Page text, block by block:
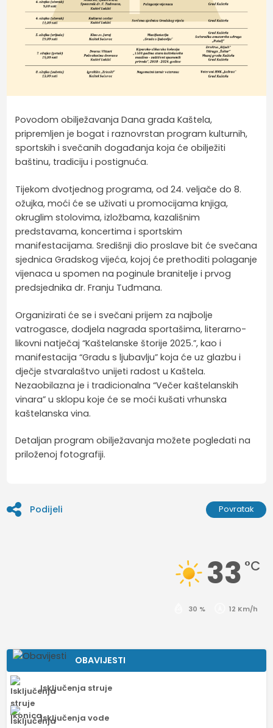
Povodom obilježavanja Dana grada Kaštela,
pripremljen je bogat i raznovrstan program kulturnih,
sportskih i svečanih događanja koja će obilježiti
baštinu, tradiciju i postignuća.
Tijekom dvotjednog programa, od 24. veljače do 8.
ožujka, moći će se uživati u promocijama knjiga,
okruglim stolovima, izložbama, kazališnim
predstavama, koncertima i sportskim
manifestacijama. Središnji dio proslave bit će svečana
sjednica Gradskog vijeća, kojoj će prethoditi polaganje
vijenaca u spomen na poginule branitelje i prvog
predsjednika dr. Franju Tuđmana.
Organizirati će se i svečani prijem za najbolje
vatrogasce, dodjela nagrada sportašima, literarno-
likovni natječaj “Kaštelanske štorije 2025.”, kao i
manifestacija “Gradu s ljubavlju” koja će uz glazbu i
dječje stvaralaštvo unijeti radost u Kaštela.
Nezaobilazna je i tradicionalna “Večer kaštelanskih
vinara” u sklopu koje će se moći kušati vrhunska
kaštelanska vina.
Detaljan program obilježavanja možete pogledati na
priloženoj fotografiji.
Podijeli Povratak
33 °C
30 % 12 Km/h
OBAVIJESTI
Isključenja struje
Isključenja vode